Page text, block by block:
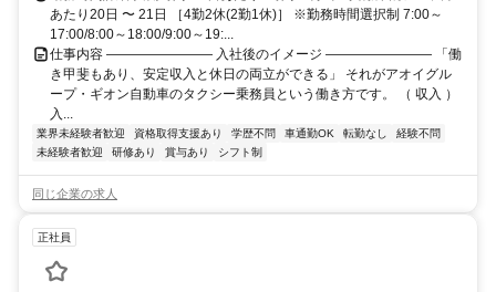
あたり20日 〜 21日 ［4勤2休(2勤1休)］ ※勤務時間選択制 7:00～
17:00/8:00～18:00/9:00～19:...
仕事内容 ―――――――― 入社後のイメージ ―――――――― 「働
き甲斐もあり、安定収入と休日の両立ができる」 それがアオイグル
ープ・ギオン自動車のタクシー乗務員という働き方です。 （ 収入 ）
入...
業界未経験者歓迎 資格取得支援あり 学歴不問 車通勤OK 転勤なし
経験不問
未経験者歓迎
研修あり 賞与あり シフト制
同じ企業の求人
正社員